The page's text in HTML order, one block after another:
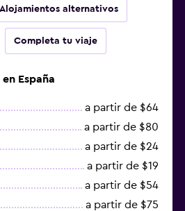
Alojamientos alternativos
Completa tu viaje
España
a partir de $64
a partir de $80
a partir de $24
a partir de $19
a partir de $54
a partir de $75